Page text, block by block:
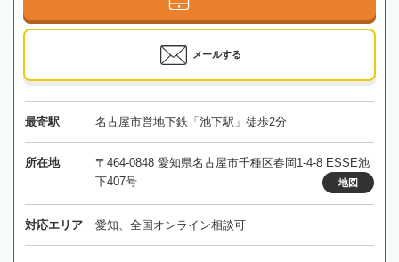
メールする
最寄駅 名古屋市営地下鉄「池下駅」徒歩2分
所在地
〒464-0848 愛知県名古屋市千種区春岡1-4-8 ESSE池
下407号
地図
対応エリア 愛知、全国オンライン相談可